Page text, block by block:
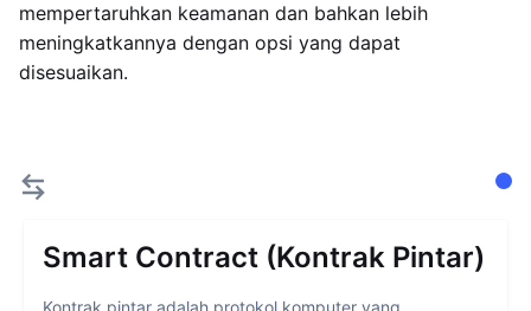
mempertaruhkan keamanan dan bahkan lebih
meningkatkannya dengan opsi yang dapat
disesuaikan.
Smart Contract (Kontrak Pintar)